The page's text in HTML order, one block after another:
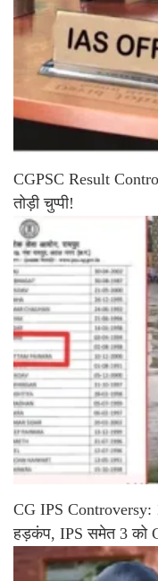
CGPSC Result
तोड़ी चुप्पी!
CG IPS Controversy:
हड़कंप, IPS समेत 3 को